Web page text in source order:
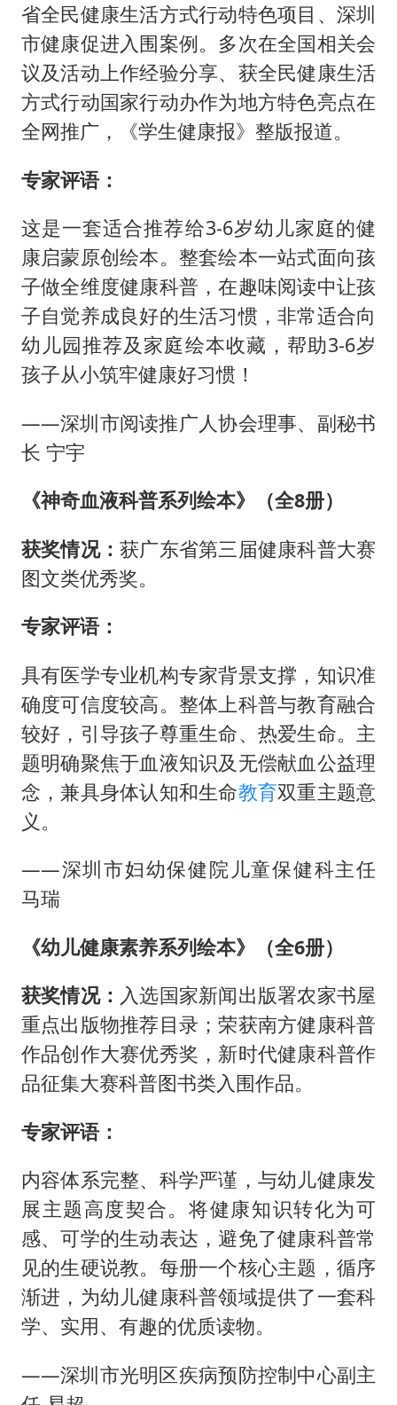
省全民健康生活方式行动特色项目、深圳
市健康促进入围案例。多次在全国相关会
议及活动上作经验分享、获全民健康生活
方式行动国家行动办作为地方特色亮点在
全网推广，《学生健康报》整版报道。
专家评语：
这是一套适合推荐给3-6岁幼儿家庭的健
康启蒙原创绘本。整套绘本一站式面向孩
子做全维度健康科普，在趣味阅读中让孩
子自觉养成良好的生活习惯，非常适合向
幼儿园推荐及家庭绘本收藏，帮助3-6岁
孩子从小筑牢健康好习惯！
——深圳市阅读推广人协会理事、副秘书
长 宁宇
《神奇血液科普系列绘本》（全8册）
获奖情况：获广东省第三届健康科普大赛
图文类优秀奖。
专家评语：
具有医学专业机构专家背景支撑，知识准
确度可信度较高。整体上科普与教育融合
较好，引导孩子尊重生命、热爱生命。主
题明确聚焦于血液知识及无偿献血公益理
念，兼具身体认知和生命教育双重主题意
义。
——深圳市妇幼保健院儿童保健科主任
马瑞
《幼儿健康素养系列绘本》（全6册）
获奖情况： 入选国家新闻出版署农家书屋
重点出版物推荐目录；荣获南方健康科普
作品创作大赛优秀奖，新时代健康科普作
品征集大赛科普图书类入围作品。
专家评语：
内容体系完整、科学严谨，与幼儿健康发
展主题高度契合。将健康知识转化为可
感、可学的生动表达，避免了健康科普常
见的生硬说教。每册一个核心主题，循序
渐进，为幼儿健康科普领域提供了一套科
学、实用、有趣的优质读物。
——深圳市光明区疾病预防控制中心副主